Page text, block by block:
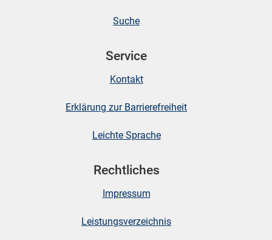
Suche
Service
Kontakt
Erklärung zur Barrierefreiheit
Leichte Sprache
Rechtliches
Impressum
Leistungsverzeichnis